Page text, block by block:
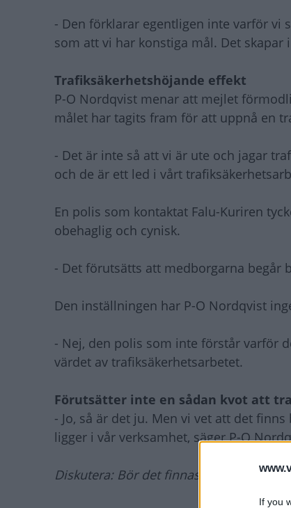
If you
- Den förklarar egentligen inte varför vi
som att vi har konstiga mål. Det skapar
Trafiksäkerhetshöjande effekt
P-O Nordqvist menar att mejlet
målet har tagits fram för att uppnå en
- Det är inte så att vi är ute och jagar
och de är ett led i vårt
En polis som kontaktat Falu-Kuriren
obehaglig och cynisk.
- Det förutsätts att medborgarna begår
Den inställningen har P-O Nordqvist
- Nej, den polis som inte förstår varför
värdet av trafiksäkerhetsarbetet.
Förutsätter inte en sådan kvot att
- Jo, så är det ju. Men vi vet att det
ligger i vår verksamhet, säger P-O
Diskutera: Bör det finnas en kvot för